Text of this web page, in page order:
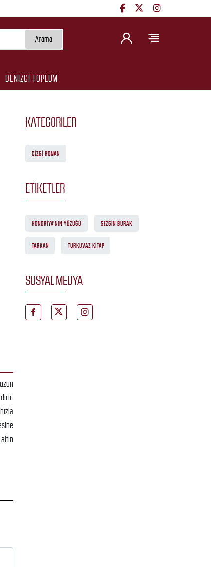
Arama
DENİZCİ TOPLUM
KATEGORILER
ÇIZGI ROMAN
ETIKETLER
HONORIYA'NIN YÜZÜĞÜ SEZGIN BURAK
TARKAN TURKUVAZ KITAP
SOSYAL MEDYA